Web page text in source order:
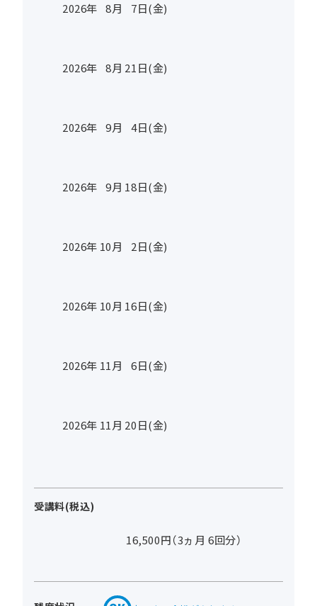
2026年 8月 7日(金)
2026年 8月 21日(金)
2026年 9月 4日(金)
2026年 9月 18日(金)
2026年 10月 2日(金)
2026年 10月 16日(金)
2026年 11月 6日(金)
2026年 11月 20日(金)
受講料(税込)
16,500円（3ヵ月 6回分）